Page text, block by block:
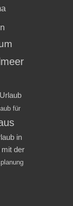
Urlaub
für
in
mit der